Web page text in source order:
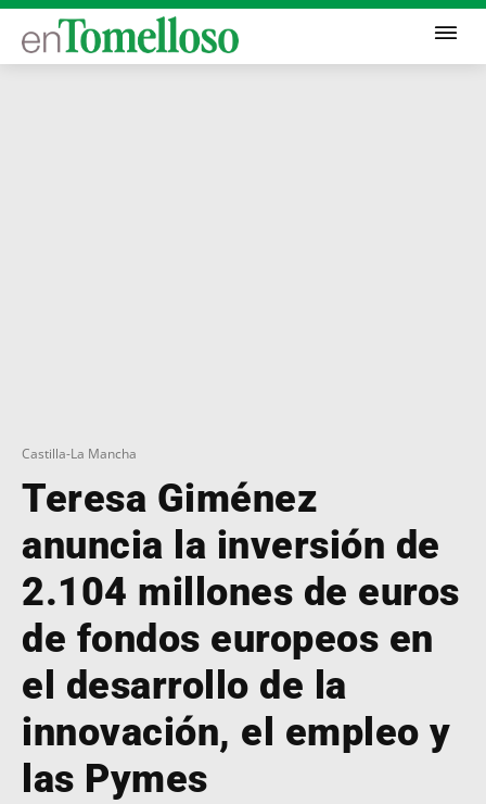
Castilla-La Mancha
Teresa Giménez
anuncia la inversión de
2.104 millones de euros
de fondos europeos en
el desarrollo de la
innovación, el empleo y
las Pymes